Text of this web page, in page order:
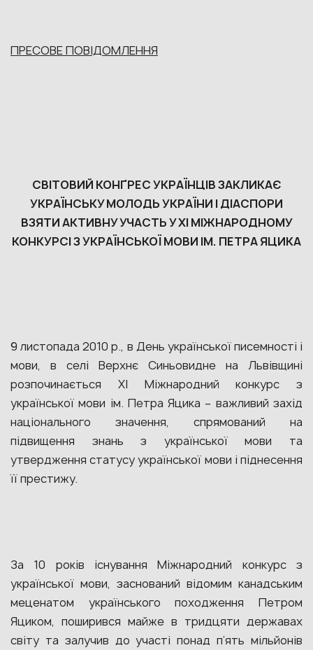
ПРЕСОВЕ ПОВІДОМЛЕННЯ
СВІТОВИЙ КОНҐРЕС УКРАЇНЦІВ ЗАКЛИКАЄ
УКРАЇНСЬКУ МОЛОДЬ УКРАЇНИ І ДІАСПОРИ
ВЗЯТИ АКТИВНУ УЧАСТЬ У XI МІЖНАРОДНОМУ
КОНКУРСІ З УКРАЇНСЬКОЇ МОВИ ІМ. ПЕТРА ЯЦИКА
9 листопада 2010 р., в День української писемності і
мови, в селі Верхнє Синьовидне на Львівщині
розпочинається XI Міжнародний конкурс з
української мови ім. Петра Яцика – важливий захід
національного значення, спрямований на
підвищення знань з української мови та
утвердження статусу української мови і піднесення
її престижу.
За 10 років існування Міжнародний конкурс з
української мови, заснований відомим канадським
меценатом українського походження Петром
Яциком, поширився майже в тридцяти державах
світу та залучив до участі понад п’ять мільйонів